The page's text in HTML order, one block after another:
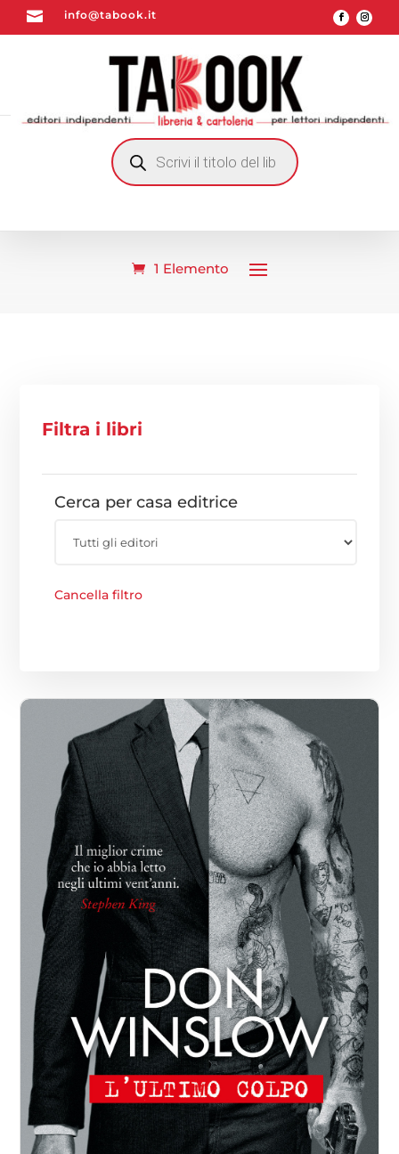
 info@tabook.it
RICERCA
PRODOTTI
1 Elemento
Filtra i libri
Cerca per casa editrice
Cancella filtro